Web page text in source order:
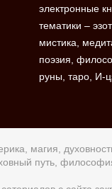
электронные
тематики –
мистика,
поэзия,
руны, таро, И-
магия,
путь,